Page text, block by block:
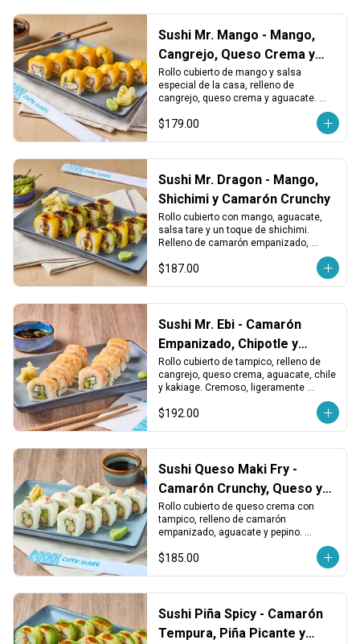
Sushi Mr. Mango - Mango,
Cangrejo, Queso Crema y
Aguacate
Rollo cubierto de mango y salsa
especial de la casa, relleno de
cangrejo, queso crema y aguacate.
Dulce, cremoso y con un toque tropical.
$179.00
Sushi Mr. Dragon - Mango,
Shichimi y Camarón Crunchy
Rollo cubierto con mango, aguacate,
salsa tare y un toque de shichimi.
Relleno de camarón empanizado,
picante y crujiente.
$187.00
Sushi Mr. Ebi - Camarón
Empanizado, Chipotle y
Queso
Rollo cubierto de tampico, relleno de
cangrejo, queso crema, aguacate, chile
y kakiage. Cremoso, ligeramente
$192.00
Sushi Queso Maki Fry -
Camarón Crunchy, Queso y
Tampico
Rollo cubierto de queso crema con
tampico, relleno de camarón
empanizado, aguacate y pepino.
equilibrado.
$185.00
Sushi Piña Spicy - Camarón
Tempura, Piña Picante y